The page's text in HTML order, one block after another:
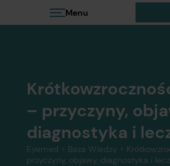
– przyczyny,
diagnostyka i
Eyemed > Baza Wiedzy >
przyczyny, objawy, diagnostyka i
Menu